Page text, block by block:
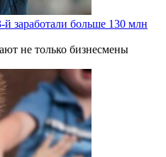
й заработали больше 130 млн
не только бизнесмены